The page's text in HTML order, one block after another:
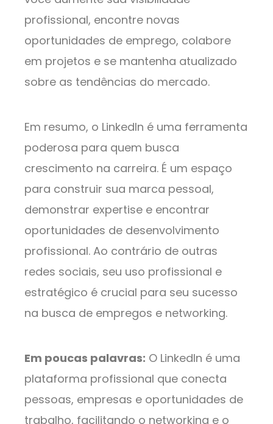
profissional, encontre novas
oportunidades de emprego, colabore
em projetos e se mantenha atualizado
sobre as tendências do mercado.
Em resumo, o LinkedIn é uma ferramenta
poderosa para quem busca
crescimento na carreira. É um espaço
para construir sua marca pessoal,
demonstrar expertise e encontrar
oportunidades de desenvolvimento
profissional. Ao contrário de outras
redes sociais, seu uso profissional e
estratégico é crucial para seu sucesso
na busca de empregos e networking.
Em poucas palavras: O LinkedIn é uma
plataforma profissional que conecta
pessoas, empresas e oportunidades de
trabalho, facilitando o networking e o